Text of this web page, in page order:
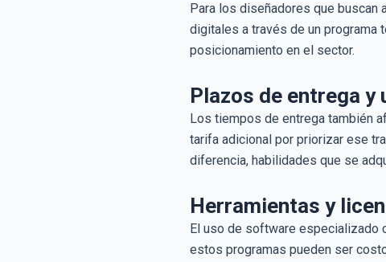
Para los diseñadores que buscan
digitales a través de un programa
posicionamiento en el sector.
Plazos de entrega y
Los tiempos de entrega también
tarifa adicional por priorizar ese
diferencia, habilidades que se
Herramientas y
El uso de software especializado
estos programas pueden ser